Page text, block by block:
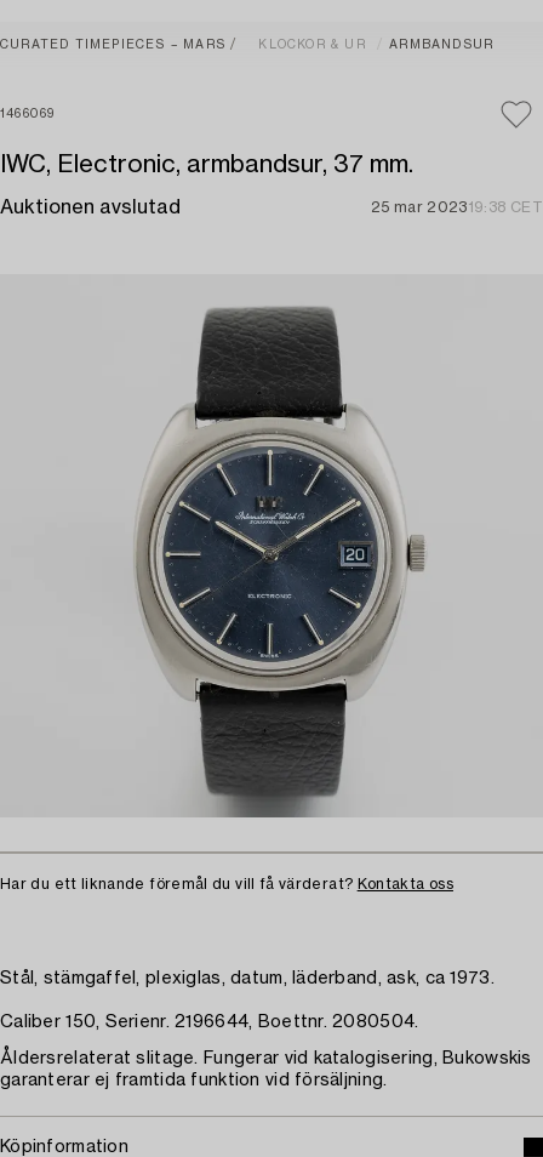
CURATED TIMEPIECES – MARS KLOCKOR & UR ARMBANDSUR
1466069
IWC, Electronic, armbandsur, 37 mm.
Auktionen avslutad 25 mar 202319:38 CET
Har du ett liknande föremål du vill få värderat? Kontakta oss
Stål, stämgaffel, plexiglas, datum, läderband, ask, ca 1973.
Caliber 150, Serienr. 2196644, Boettnr. 2080504.
Åldersrelaterat slitage. Fungerar vid katalogisering, Bukowskis
garanterar ej framtida funktion vid försäljning.
Köpinformation